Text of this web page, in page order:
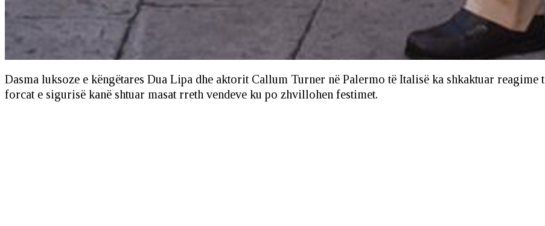
Dasma luksoze e këngëtares Dua Lipa dhe aktorit Callum Turner në Palermo të Italisë ka shkaktuar reagime
forcat e sigurisë kanë shtuar masat rreth vendeve ku po zhvillohen festimet.